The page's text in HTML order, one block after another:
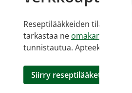
Reseptilääkkeiden
tarkastaa ne omakanta.fi
-
tunnistautua. Apteekki
Siirry reseptilääketilaukseen